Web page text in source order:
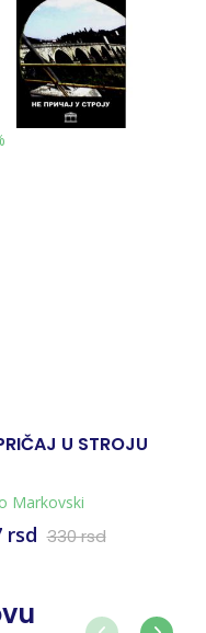
I
SARADNIKA
Čarapić
rsd 257 rsd